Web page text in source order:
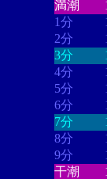
満潮
1分
2分
3分
4分
5分
6分
7分
8分
9分
干潮